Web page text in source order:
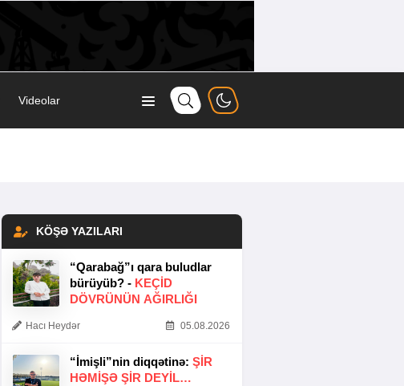
Videolar
KÖŞƏ YAZILARI
“Qarabağ”ı qara buludlar
bürüyüb? - KEÇID
DÖVRÜNÜN AĞIRLIĞI
Hacı Heydər 05.08.2026
“İmişli”nin diqqətinə: ŞIR
HƏMIŞƏ ŞIR DEYIL…